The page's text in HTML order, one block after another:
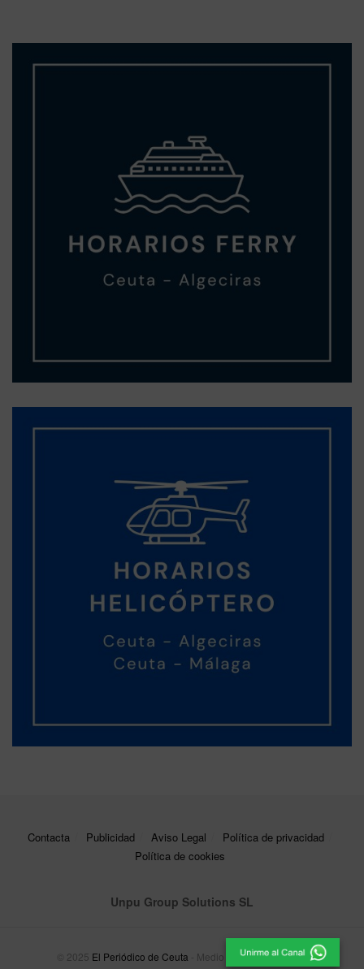
Contacta Publicidad Aviso Legal
Política de privacidad
Política de cookies
Unpu Group Solutions SL
© 2025 El Periódico de Ceuta - Medio de Comunicación